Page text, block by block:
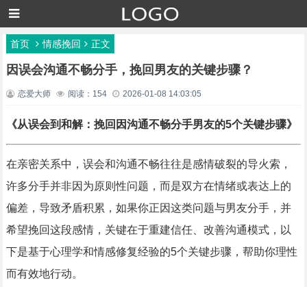
首页 情感挽回 正文
因误会沟通不畅分手，挽回男友的关键步骤？
恋爱大师 阅读：154 2026-01-08 14:03:05
《从误会到和解：挽回因沟通不畅分手男友的5个关键步骤》
在亲密关系中，误会和沟通不畅往往是感情破裂的导火索，
许多分手并非因为原则性问题，而是双方在情绪或表达上的
偏差，导致矛盾积累，如果你正因这类问题与男友分手，并
希望挽回这段感情，关键在于重建信任、改善沟通模式，以
下是基于心理学和情感修复经验的5个关键步骤，帮助你理性
而有效地行动。